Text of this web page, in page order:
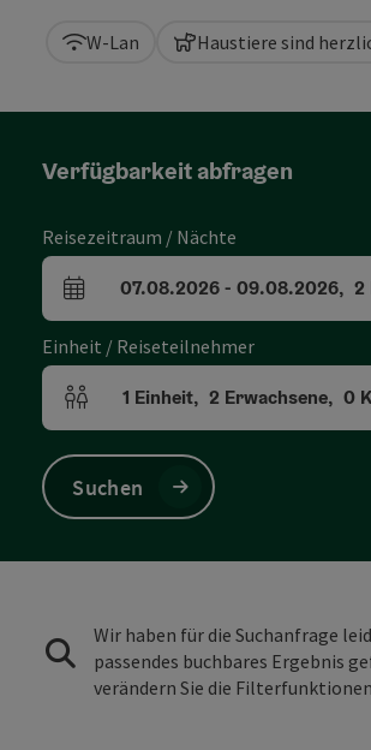
W-Lan Haustiere sind
Verfügbarkeit abfragen
Reisezeitraum / Nächte
An- und Abreisefelder
07.08.2026- 09.08.2026, 2
Einheit / Reiseteilnehmer
Einheitenanzahl und Personenfelder
1 Einheit, 2 Erwachsene, 0
Suchen
Wir haben für die Suchanfrage
passendes buchbares Ergebnis
verändern Sie die